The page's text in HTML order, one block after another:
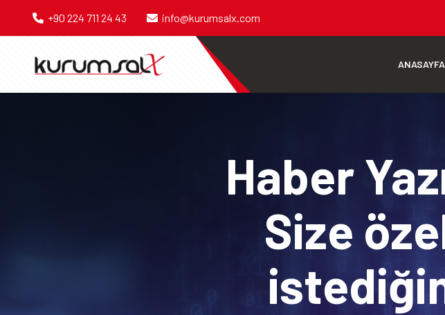
+90 224 711 24 43 info@kurumsalx.com
ANASAYFA
Haber
Size